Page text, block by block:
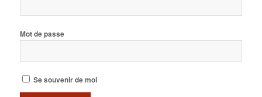
Mot de passe
Se souvenir de moi